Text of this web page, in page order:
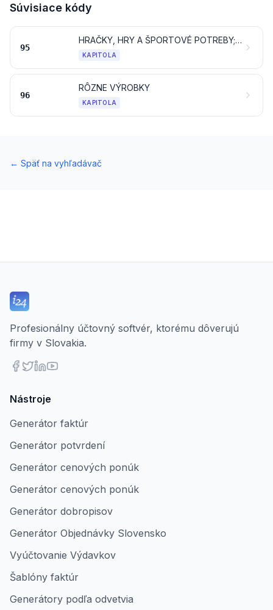
Súvisiace kódy
95
HRAČKY, HRY A ŠPORTOVÉ POTREBY; ICH ČASTI, SÚČASTI A PRÍSLUŠENSTVO
KAPITOLA
96
RÔZNE VÝROBKY
KAPITOLA
← Späť na vyhľadávač
Profesionálny účtovný softvér, ktorému dôverujú
firmy v Slovakia.
Nástroje
Generátor faktúr
Generátor potvrdení
Generátor cenových ponúk
Generátor cenových ponúk
Generátor dobropisov
Generátor Objednávky Slovensko
Vyúčtovanie Výdavkov
Šablóny faktúr
Generátory podľa odvetvia